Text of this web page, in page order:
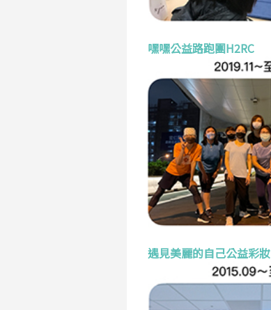
嘿嘿公益路跑團H2RC
遇見美麗的自己公益彩妝